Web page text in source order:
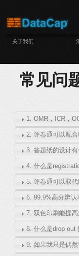
关于我们
常见问
1. OMR，ICR，
2. 评卷通可以配
3. 答题纸的设计
4. 什么是
5. 评卷通可以取
6. 99.9%高分辨认
7. 双色印刷能提
8. 什么是drop out
9. 如果我只是偶